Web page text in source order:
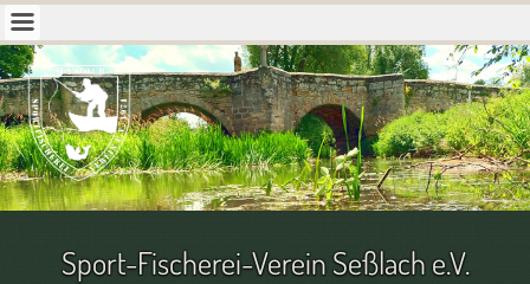
Sport-Fischerei-Verein Seßlach e.V.